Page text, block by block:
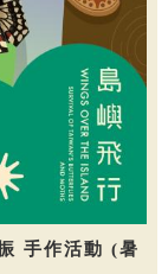
手作活動 (暑